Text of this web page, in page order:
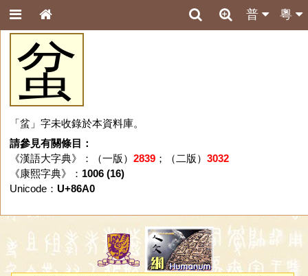
粵
普
蚠
「蚠」字未收錄於本資料庫。
請參見有關條目：
《漢語大字典》：（一版） 2839；（二版） 3032
《康熙字典》： 1006 (16)
Unicode： U+86A0